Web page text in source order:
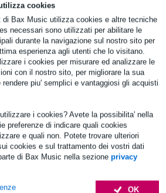
cookies
di Bax Music utilizza cookies e altre tecniche
necessari sono utilizzati per abilitare le
durante la navigazione sul nostro sito per
esperienza agli utenti che lo visitano.
i cookies per misurare ed analizzare le
con il nostro sito, per migliorare la sua
rendere piu' semplici e vantaggiosi gli acquisti
i cookies? Avete la possibilita' nella
preferenze di indicare quali cookies
e quali non. Potete trovare ulteriori
cookies e sul trattamento dei vostri dati
di Bax Music nella sezione privacy
OK
Aggiungi al carrello
PRO Stage Line 6X4
panno lavabile per fondali nero
€